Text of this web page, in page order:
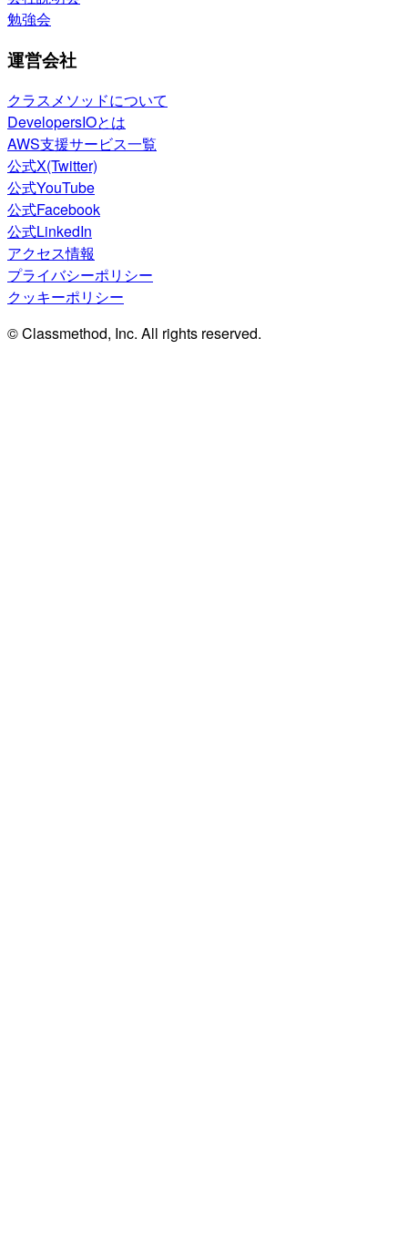
勉強会
運営会社
クラスメソッドについて
DevelopersIOとは
AWS支援サービス一覧
公式X(Twitter)
公式YouTube
公式Facebook
公式LinkedIn
アクセス情報
プライバシーポリシー
クッキーポリシー
© Classmethod, Inc. All rights reserved.